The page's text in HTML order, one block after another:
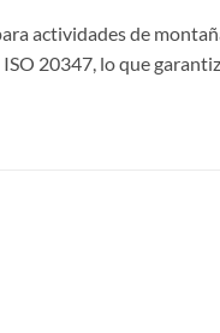
actividades de
20347, lo que